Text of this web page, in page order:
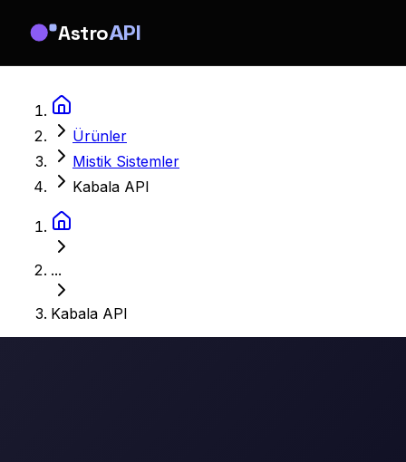
AstroAPI
Ürünler
Mistik Sistemler
Kabala API
...
Kabala API